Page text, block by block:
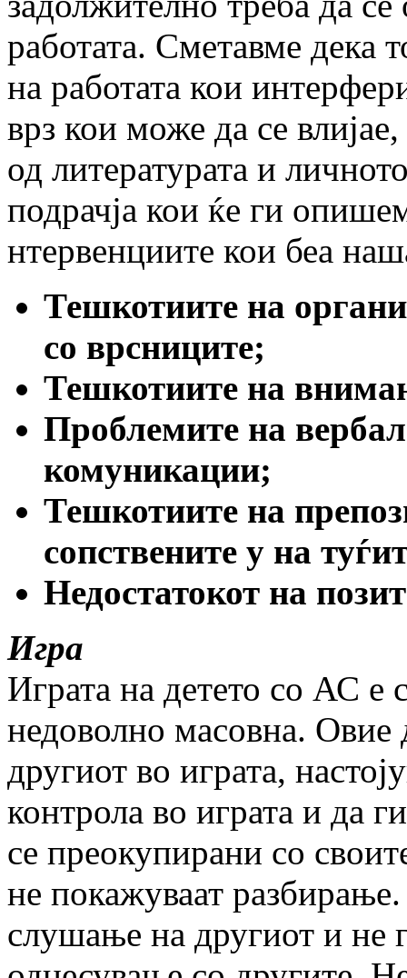
работата. Сметавме дека
на работата кои
врз кои може да се
од литературата и
подрачја кои ќе ги
нтервенциите кои беа
Тешкотиите на
со врсниците;
Тешкотиите на
Проблемите на
комуникации;
Тешкотиите на
сопствените у на
Недостатокот на
Игра
Играта на детето со АС е
недоволно масовна. Овие
другиот во играта,
контрола во играта и да
се преокупирани со
не покажуваат
слушање на другиот и не